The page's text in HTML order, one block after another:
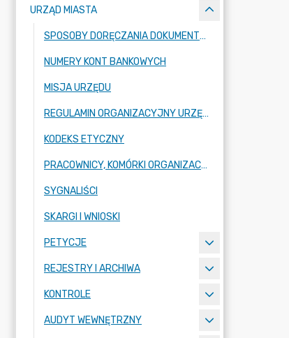
URZĄD MIASTA
SPOSOBY DORĘCZANIA DOKUMENTÓW DO URZĘDU MIASTA RADZIONKÓW
NUMERY KONT BANKOWYCH
MISJA URZĘDU
REGULAMIN ORGANIZACYJNY URZĘDU
KODEKS ETYCZNY
PRACOWNICY, KOMÓRKI ORGANIZACYJNE URZĘDU
SYGNALIŚCI
SKARGI I WNIOSKI
PETYCJE
REJESTRY I ARCHIWA
KONTROLE
AUDYT WEWNĘTRZNY